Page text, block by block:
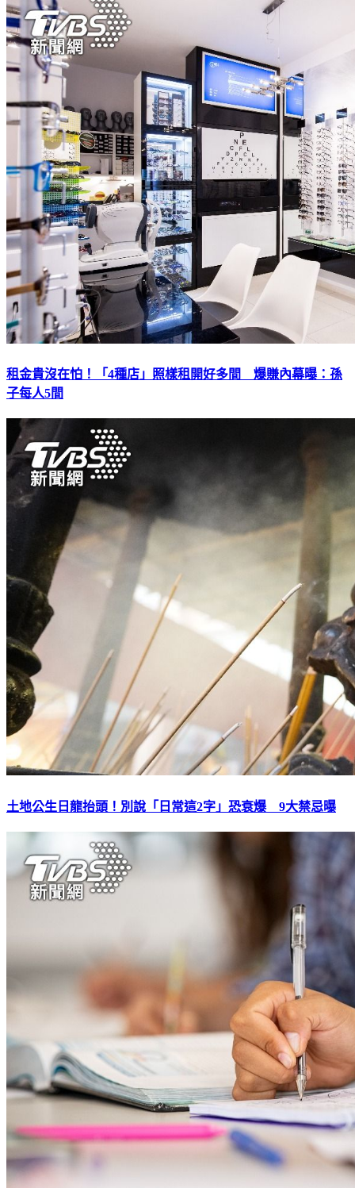
租金貴沒在怕！「4種店」照樣租開好多間 爆賺內幕曝：孫
子每人5間
土地公生日龍抬頭！別說「日常這2字」恐衰爆 9大禁忌曝